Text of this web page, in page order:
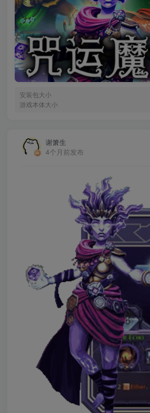
安装包大小
游戏本体大小
谢箫生
4个月前发布